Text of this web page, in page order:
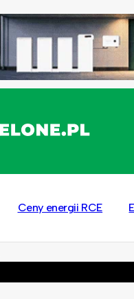
Ceny energii RCE